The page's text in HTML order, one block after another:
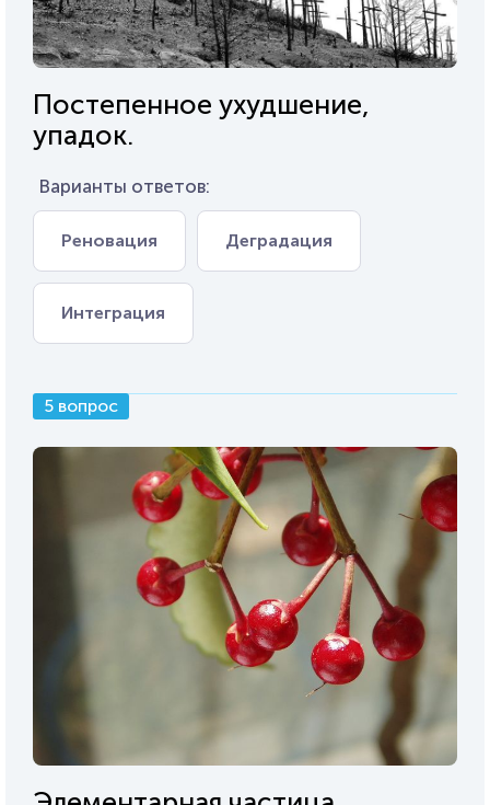
Постепенное ухудшение,
упадок.
Варианты ответов:
Реновация Деградация
Интеграция
5 вопрос